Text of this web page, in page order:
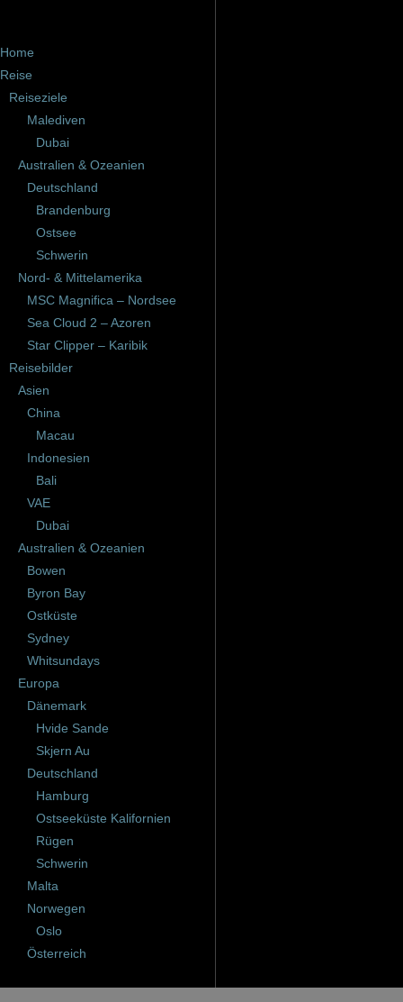
Home
Reise
Reiseziele
Malediven
Dubai
Australien & Ozeanien
Deutschland
Brandenburg
Ostsee
Schwerin
Nord- & Mittelamerika
MSC Magnifica – Nordsee
Sea Cloud 2 – Azoren
Star Clipper – Karibik
Reisebilder
Asien
China
Macau
Indonesien
Bali
VAE
Dubai
Australien & Ozeanien
Bowen
Byron Bay
Ostküste
Sydney
Whitsundays
Europa
Dänemark
Hvide Sande
Skjern Au
Deutschland
Hamburg
Ostseeküste Kalifornien
Rügen
Schwerin
Malta
Norwegen
Oslo
Österreich